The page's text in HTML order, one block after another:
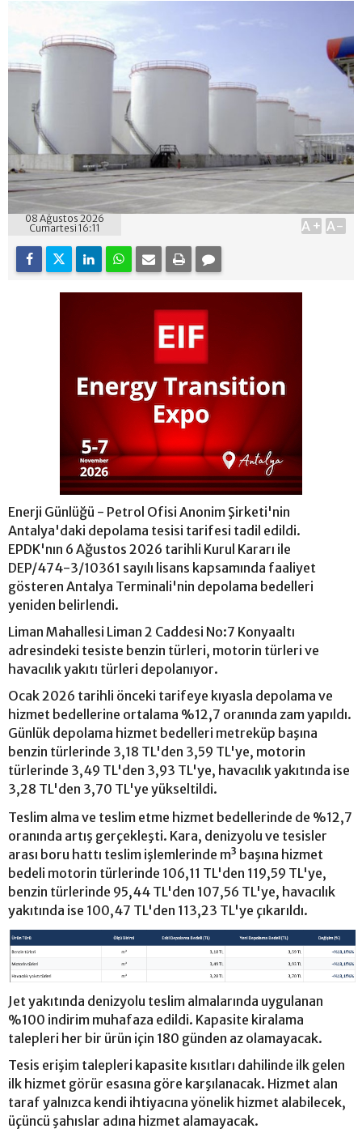
08 Ağustos 2026
Cumartesi 16:11
A+ A-
Enerji Günlüğü - Petrol Ofisi Anonim Şirketi'nin
Antalya'daki depolama tesisi tarifesi tadil edildi.
EPDK'nın 6 Ağustos 2026 tarihli Kurul Kararı ile
DEP/474-3/10361 sayılı lisans kapsamında faaliyet
gösteren Antalya Terminali'nin depolama bedelleri
yeniden belirlendi.
Liman Mahallesi Liman 2 Caddesi No:7 Konyaaltı
adresindeki tesiste benzin türleri, motorin türleri ve
havacılık yakıtı türleri depolanıyor.
Ocak 2026 tarihli önceki tarifeye kıyasla depolama ve
hizmet bedellerine ortalama %12,7 oranında zam yapıldı.
Günlük depolama hizmet bedelleri metreküp başına
benzin türlerinde 3,18 TL'den 3,59 TL'ye, motorin
türlerinde 3,49 TL'den 3,93 TL'ye, havacılık yakıtında ise
3,28 TL'den 3,70 TL'ye yükseltildi.
Teslim alma ve teslim etme hizmet bedellerinde de %12,7
oranında artış gerçekleşti. Kara, denizyolu ve tesisler
arası boru hattı teslim işlemlerinde m³ başına hizmet
bedeli motorin türlerinde 106,11 TL'den 119,59 TL'ye,
benzin türlerinde 95,44 TL'den 107,56 TL'ye, havacılık
yakıtında ise 100,47 TL'den 113,23 TL'ye çıkarıldı.
Jet yakıtında denizyolu teslim almalarında uygulanan
%100 indirim muhafaza edildi. Kapasite kiralama
talepleri her bir ürün için 180 günden az olamayacak.
Tesis erişim talepleri kapasite kısıtları dahilinde ilk gelen
ilk hizmet görür esasına göre karşılanacak. Hizmet alan
taraf yalnızca kendi ihtiyacına yönelik hizmet alabilecek,
üçüncü şahıslar adına hizmet alamayacak.